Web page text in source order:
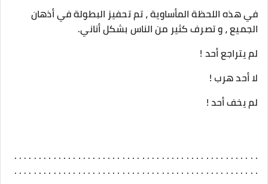
في هذه اللحظة المأساوية ، تم تحفيز البطولة في أذهان
الجميع ، و تصرف كثير من الناس بشكل أناني.
لم يتراجع أحد !
لا أحد هرب !
لم يخف أحد !
. . . . . . . . . . . . . . . . . . . . . . . . . . . . . . . . . . . . . . . . . . . . . . . . . .
. . . . . . . . . . . . . . . . . . . . . . . . . . . . . . . . . . . . . . . . . . . . . . . . . .